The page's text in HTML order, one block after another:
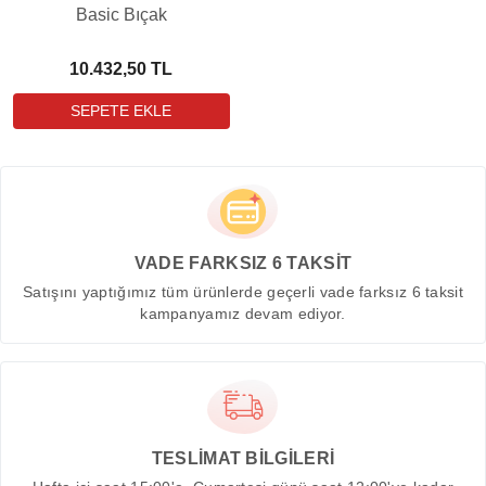
Basic Bıçak
10.432,50 TL
VADE FARKSIZ 6 TAKSİT
Satışını yaptığımız tüm ürünlerde geçerli vade farksız 6 taksit
kampanyamız devam ediyor.
TESLİMAT BİLGİLERİ